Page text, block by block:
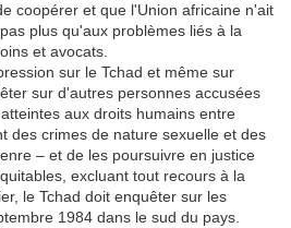
coopérer et que l'Union africaine n'ait
plus qu'aux problèmes liés à la
et avocats.
sur le Tchad et même sur
sur d'autres personnes accusées
aux droits humains entre
des crimes de nature sexuelle et des
– et de les poursuivre en justice
excluant tout recours à la
le Tchad doit enquêter sur les
1984 dans le sud du pays.